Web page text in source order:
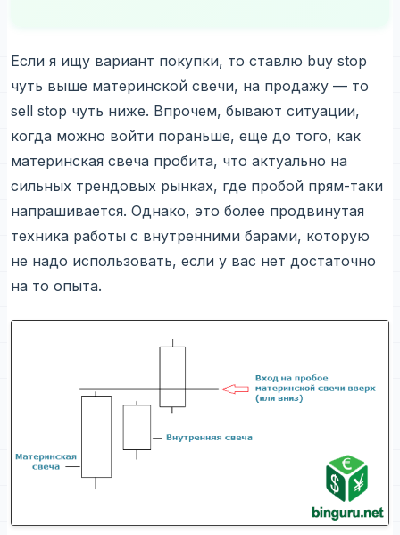
Если я ищу вариант покупки, то ставлю buy stop
чуть выше материнской свечи, на продажу — то
sell stop чуть ниже. Впрочем, бывают ситуации,
когда можно войти пораньше, еще до того, как
материнская свеча пробита, что актуально на
сильных трендовых рынках, где пробой прям-таки
напрашивается. Однако, это более продвинутая
техника работы с внутренними барами, которую
не надо использовать, если у вас нет достаточно
на то опыта.